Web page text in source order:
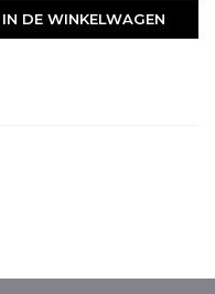
DE WINKELWAGEN